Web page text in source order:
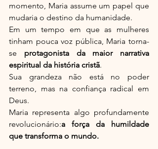
momento, Maria assume um papel que
mudaria o destino da humanidade.
Em um tempo em que as mulheres
tinham pouca voz pública, Maria torna-
se protagonista da maior narrativa
espiritual da história cristã.
Sua grandeza não está no poder
terreno, mas na confiança radical em
Deus.
Maria representa algo profundamente
revolucionário:a força da humildade
que transforma o mundo.